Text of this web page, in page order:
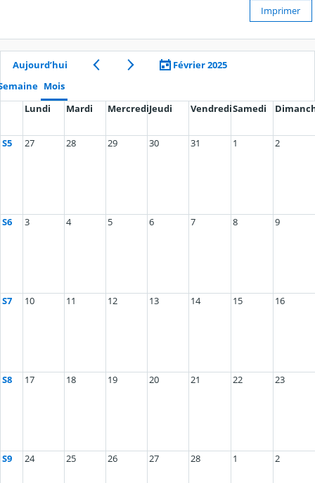
Imprimer
Aujourd’hui
Février 2025
Mois
Lundi
Mardi MercrediJeudi VendrediSamedi
S5 27 28 29 30 31 1 2
S6 3 4 5 6 7 8 9
S7 10 11 12 13 14 15 16
S8 17 18 19 20 21 22 23
S9 24 25 26 27 28 1 2